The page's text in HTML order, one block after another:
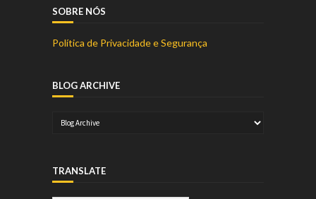
SOBRE NÓS
Política de Privacidade e Segurança
BLOG ARCHIVE
TRANSLATE